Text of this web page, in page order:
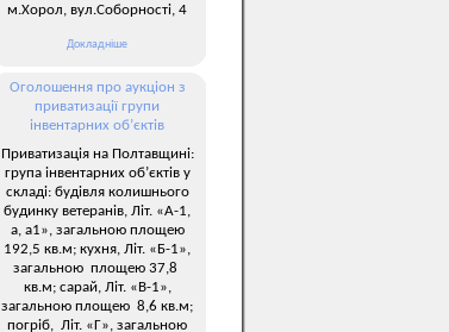
м.Хорол, вул.Соборності, 4
Докладніше
Оголошення про аукціон з
приватизації групи
інвентарних об’єктів
Приватизація на Полтавщині:
група інвентарних об’єктів у
складі: будівля колишнього
будинку ветеранів, Літ. «А-1,
а, а1», загальною площею
192,5 кв.м; кухня, Літ. «Б-1»,
загальною площею 37,8
кв.м; сарай, Літ. «В-1»,
загальною площею 8,6 кв.м;
погріб, Літ. «Г», загальною